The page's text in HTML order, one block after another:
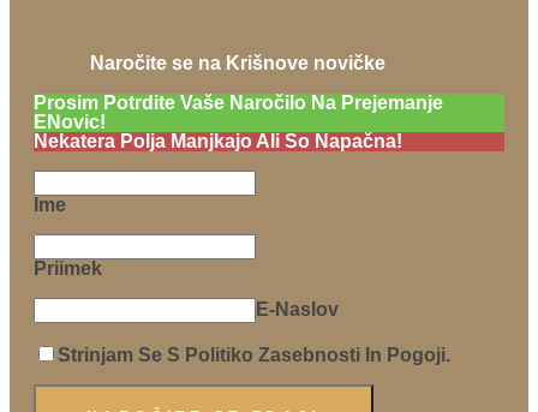
Naročite se na Krišnove novičke
Prosim Potrdite Vaše Naročilo Na Prejemanje
ENovic!
Nekatera Polja Manjkajo Ali So Napačna!
Ime
Priimek
E-Naslov
Strinjam Se S Politiko Zasebnosti In Pogoji.